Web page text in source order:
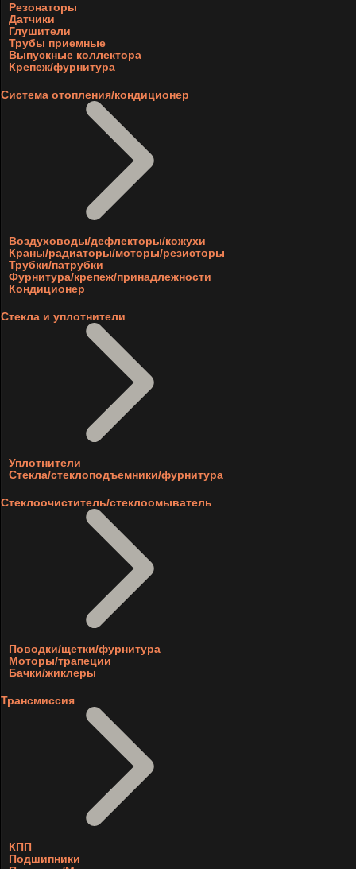
Резонаторы
Датчики
Глушители
Трубы приемные
Выпускные коллектора
Крепеж/фурнитура
Система отопления/кондиционер
Воздуховоды/дефлекторы/кожухи
Краны/радиаторы/моторы/резисторы
Трубки/патрубки
Фурнитура/крепеж/принадлежности
Кондиционер
Стекла и уплотнители
Уплотнители
Стекла/стеклоподъемники/фурнитура
Стеклоочиститель/стеклоомыватель
Поводки/щетки/фурнитура
Моторы/трапеции
Бачки/жиклеры
Трансмиссия
КПП
Подшипники